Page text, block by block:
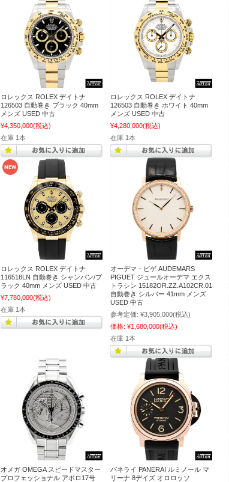
ロレックス ROLEX デイトナ
126503 自動巻き ブラック 40mm
メンズ USED 中古
¥4,350,000(税込)
在庫 1本
ロレックス ROLEX デイトナ
126503 自動巻き ホワイト 40mm
メンズ USED 中古
¥4,280,000(税込)
在庫 1本
ロレックス ROLEX デイトナ
116518LN 自動巻き シャンパン/ブ
ラック 40mm メンズ USED 中古
¥7,780,000(税込)
在庫 1本
オーデマ・ピゲ AUDEMARS
PIGUET ジュールオーデマ エクス
トラシン 15182OR.ZZ.A102CR.01
自動巻き シルバー 41mm メンズ
USED 中古
参考定価: ¥3,905,000(税込)
価格: ¥1,680,000(税込)
在庫 1本
オメガ OMEGA スピードマスター
プロフェッショナル アポロ17号
パネライ PANERAI ルミノール マ
リーナ 8デイズ オロロッソ